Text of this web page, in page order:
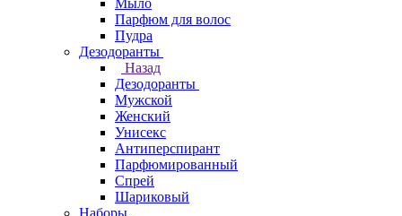
Мыло
Парфюм для волос
Пудра
Дезодоранты
Назад
Дезодоранты
Мужской
Женский
Унисекс
Антиперспирант
Парфюмированный
Спрей
Шариковый
Наборы